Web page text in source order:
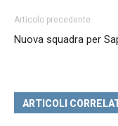
Articolo precedente
Nuova squadra per
ARTICOLI